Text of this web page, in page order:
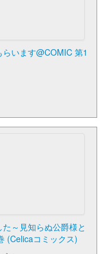
います@COMIC 第1
～見知らぬ公爵様と
(Celicaコミックス)